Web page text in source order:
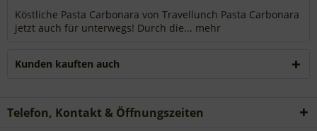
Köstliche Pasta Carbonara von Travellunch Pasta Carbonara
jetzt auch für unterwegs! Durch die... mehr
Kunden kauften auch
Telefon, Kontakt & Öffnungszeiten